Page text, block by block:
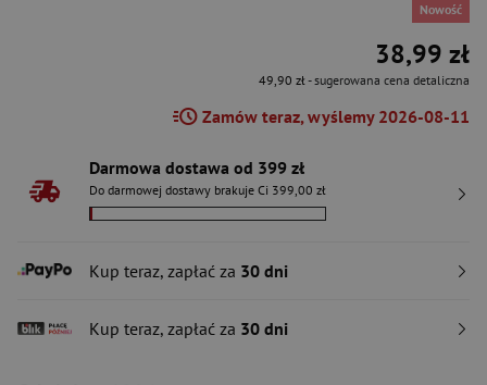
Nowość
38,99 zł
49,90 zł- sugerowana cena detaliczna
Zamów teraz, wyślemy 2026-08-11
Darmowa dostawa od 399 zł
Do darmowej dostawy brakuje Ci 399,00 zł
Kup teraz, zapłać za 30 dni
Kup teraz, zapłać za 30 dni